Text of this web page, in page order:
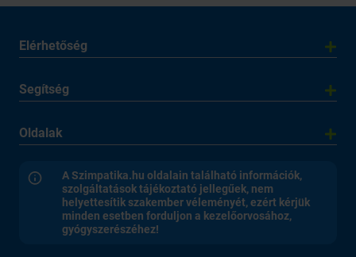
Elérhetőség
Segítség
Oldalak
A Szimpatika.hu oldalain található információk,
szolgáltatások tájékoztató jellegűek, nem
helyettesítik szakember véleményét, ezért kérjük
minden esetben forduljon a kezelőorvosához,
gyógyszerészéhez!